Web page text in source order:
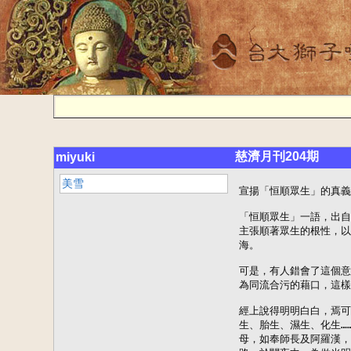
miyuki 慈濟月刊204期
美雪
宣揚「恒順眾生」的真義

「恒順眾生」一語，出自華嚴經普賢行願品，是普賢菩薩十大願王之一。本來的意義，是
主張順著眾生的根性，以各種善巧的方便，化導一切眾生，使他們擺脫輪迴，永離生死苦
海。

可是，有人錯會了這個意旨，卻當做盲目迎合眾生的好惡，順欲而流，隨俗打混；甚至成
為同流合污的藉口，這樣一來，是苦海同沉，共赴生死輪迴，豈是菩薩行願、諸佛本懷。

經上說得明明白白，焉可斷章取義而死於句下？經上說：「所有眾生，種種差別，所謂卵
生、胎生、濕生、化生……如是等類，我皆於彼隨順而轉，種種承事，種種供養，如敬父
母，如奉師長及阿羅漢，乃至如來，等無有異。於諸病苦，為做良醫，於失道者，示其正
路，於闇夜中，為做光明，於貧窮者，令得伏藏。菩薩如是平等饒益一切眾生。」從這段
經文體會，可知順應是方法，化度是目的。用心是利他，決不是求自利的。

而「恒順眾生」，也就是追隨不捨的意思。即平等饒益一切眾生，鍥而不捨。這才是菩薩
的發心，才是菩薩的行願。蓋初發心菩薩，大須用心，更千萬含糊不得。所以，稍一錯會
經旨，醍醐就會變成鴆毒，誤人害己，必定終無了期。

恒順，是對治惱害的妙方。眾生因貪、嗔、痴三毒攻心，我執太甚，總喜惱害他人，以求
滿足自己的欲望。有的殺毒生靈，以充口腹；有的虐待禽獸，以為嬉戲；有的以釣魚射獵
為雅事；有的殘害同類，以逞權威。今世歪風所至，連父母師長，也形同仇敵了。自私自
利，有己無人，可說已到了不堪收拾的地步。為了自己的欲念，往往無時無地不在有意無
意的惱害眾生。

在如此邪惡的風氣中，宣揚「恒順眾生」的真義，深信對於改善風氣，導致祥和，都是非
常有用有效的正確法門。倘能勸一人回頭，就不知有多少生靈可蒙恩，倘能勸千萬人回頭
，則世界必可漸漸走向寧靜，不但血腥的戰亂可免，化娑婆為極樂，也並非絕不可能。

「恒順眾生」，說難雖難，說易卻也不易。說難是我執難除，有了我執，就必然是順我則
喜，逆我就怨；利我則近，逆我則遠；愛之欲其生，惡之欲其死。若說易，卻也很簡單，
只要悲心懇切，隨順就會極為自然，無須用心做意，自必合乎這個法門。一切順逆現前，
決不會心存好惡，亦不必強做忘我，我執終可自除。再自理邊說，難易實在亦只在一念之
間而已。

佛法是救世之光
佛為救護我們而來

◎印順導師

今天是釋尊的聖誕日，大家受佛的恩德感召，熱烈地來參加慶祝世尊的聖誕，虔誠表示著
內心的歡喜。我想，在這慶祝佛誕的法會中，說到我們應如何感謝佛的恩典。今天諸位，
還不是為了感激佛陀的恩典而來嗎？佛在二千多年前，誕生到這五濁的苦惱世界，目的即
為拯救我們這些苦惱眾生，能說佛對我們沒有恩嗎？

約佛的本身說：發心修菩薩行，經過了三大阿僧祇劫，積集無邊的清淨功德，應到清淨的
國土成佛，得到最圓滿的果報。可是，為了拯救眾生，他還是在五濁的娑婆世界成佛了。
換句話說，釋尊是為救渡我們而來的，所以佛出現人間，與我們關係太深，我們怎能忘掉
佛給我們的恩典呢？佛在修學菩薩道時，固不斷精進的去自利利他，即完成了佛果，也還
是念念不捨世間的苦惱眾生。從佛時時拯救眾生的行動上，表現了無比殷重的悲心。人間
，如污穢不堪臭氣充滿的糞坑，我們如沉溺在這污穢的糞坑中，誰願意跳進這污穢的糞坑
把我們拯救出來？唯有悲心殷重的佛陀，才肯到這苦難的人間來。所以佛在二千多年前的
今天，誕生到人間，出家修行，成道說法，若使沒有我們苦惱眾生，他已了脫生死，證悟
了諸法實相，還來這苦惱世界做什麼！佛對我們的恩德，深重無比，信奉佛教的群眾，應
加強報謝佛恩的觀念。否則，大家不能體諒佛心，不學佛的慈悲，不求大乘佛法的廣大功
德，這實在不夠做佛陀的忠實弟子。

佛誕生人間，對人間究竟有何好處？拯救眾生的方法是什麼？一、釋尊誕生到這個黑暗的
世界，為眾生帶來了光明。不要以為太陽大，電燈亮，就是光明我們現在所住的世界，到
處表演著鬥爭，欺凌的醜劇；人與人之間，充滿了恐怖與黑暗，顯然的人間失去了真理的
光明，這是人類心中最大的缺陷。人類的一切動作，好像有理想，有計劃，有目的，但仔
細一看，糊里糊塗的動作，一切做不得主。這個世界裏的眾生，終日生活在在愚痴黑暗中
，苦惱糊塗的過一生。舍利弗說：佛未出世，我猶如盲人。舍利弗在佛的弟子中，智慧第
一。想想看：智慧第一的舍利弗，還說自己如盲，況其他一切眾生？所以，佛出現人間，
帶給我們真理的光明，為我們指出了解脫苦痛的正確之道，人間才有真智慧，佛對我們的
恩德，能說不深重嗎？

二、佛生人間，又帶給了我們溫暖。溫暖是從光明同時而來的，如太陽出來，有光，也有
暖。世間家庭的夫妻、兄弟、兒女的恩愛，親戚朋友的誠摰友誼，社會與國家的幫助，都
是人類的溫暖。可是，世間人的恩愛、友誼，一旦破裂，即成怨家，會冷得比什麼都冷酷
。但佛的光明，佛的慈悲護念，一切時不捨眾生。一次，佛到僧伽的住宿處看看，見一出
家病人，衣服臥處染滿了糞尿。佛問他說：「你的同參道友呢」？「跑了」！他痛悔的又
說：「過去人有病時，我沒有照應人，故今日我有病，也無人照應我」。佛慈悲的安慰他
說：「你不要難過，我會照應你的」。於是佛把他的糞尿洗淨，給他湯藥。別人雖然遺棄
了他，可是佛對他一樣的關懷、護念。又如經中記載周利槃陀伽的故事說：周利槃陀伽是
個極笨的人，他與他的哥哥一同出家，住在一起。一次，他哥哥把他趕出了山門，他可憐的
站在山門外哭。佛走近他的身邊，非常愛憐的問他說：「周利槃陀伽！你為什麼哭呢」？
「我哥哥說我太笨，不能修學佛法，從此再不要我出家了」！他說完這兩句話，哭得更厲
害了。佛對他說：「佛法是我的，你不要怕，跟我去學」。哥哥雖然冷酷地遺棄了弟弟，
但佛仍親切的把他帶回來，留在身邊，耐心的教他學習佛法。這種不捨眾生的偉大精神，
只有佛的廣大慈悲才能做到。所以佛的慈悲，才是人間的真正溫暖。

三、佛出現人間，為我們的皈敬處，給我們非常的力量。我們皈依了佛陀，心中即增長了
力量。這是佛給我們的一種不可思議的加持力。如過去所不能做的事，學佛後能勇敢的去
做；未學佛時，身心中充滿了苦痛，學佛後就感到無比的愉快。如佛弟子出門，身邊沒有
照顧的人，心生驚怖，這只要自己憶念佛的功德、相好，自能減除心中的怖畏。比如軍人
只要見到自己的軍旗，屹立在戰場上，他就會發生強大的力量，克服敵人。學佛人，前途
充滿了光明與希望，即最後命終時，仍在佛力的加護中，這還有什麼失望與恐懼的苦痛呢？

慈悲是佛的特殊功德，他以深廣的慈悲心，救護一切眾生，所以他雖然離開了人間二千多
年，我們仍在熱烈的紀念他；佛陀還是時刻活躍在我們的心裏。說老實話，若佛對我們沒
有深重的恩典，今天還有誰來舉行這隆重的慶祝法會呢？

慈悲，是佛的特殊功德。慈是給予眾生的快樂，悲是拔除眾生的痛苦。慈悲雖則有淺深，
但拔苦與樂的原則是一樣。有人說佛教的慈悲，與孔子的仁愛，基督教的博愛，沒有什麼
差別。其實，仁愛或博愛，與佛教所說的慈悲，是有很大差別的。

一、佛的慈悲，不受階級的限制：有人這樣問：「佛教都說人類的苦痛深重，極為可憐，
是不是一學佛就不可憐呢」？其實佛教說可憐，連自己在內，因為我們皆在深重的煩惱苦
痛中，怎能說自己不可憐？真正說，唯有證悟法性了脫生死的佛陀，才是萬德圓具的幸福
者。眾生如不求智慧，不斷煩惱，誰也不能說自己不可憐。事實是如此，凡是沈淪生死的
一切眾生，時時在極重的悲哀痛苦中，當然他們是佛陀慈悲護念極堪可憐的一群。但我們
如好好地做－－精進地斷煩惱，求智慧，一樣可以達到究竟的正覺，脫離人間的苦痛。佛
對一切眾生，都予以平等的地位，予以平等的救護。慈悲並非神的特權，我們也並非永遠
是被可憐的。我們要虔誠地接受佛的慈悲救護，同時也要有慈悲救護心去慈念眾生，才能
離苦得樂，達到與佛一樣的大慈悲。

（待續）

蓮池大師戒殺放生文

◆孽錢食報

浙江省嘉興縣，有一老婦人，其子以捕蟹為業，每次捕獲即用草索繫縛成串，然後帶往市
場出售得款，隨即買回柴米奉養母親，經年累月，所捕蟹命，不可計數，其母安然享受，
不以為非。

有一天，老婦人身染重病，自己將草索一束一束吞入腹中，吞納完畢，又將草索一節一節
抽出，抽完又納，納完又抽，腸肺間的血水和黏液，一一從口中牽出，並自言自語說：「
我接受我兒孽錢供養，因而受此惡報。」老婦人若不抽納，反而覺得難受，鄰里村人，前
來圍觀，都驚駭感歎，如此折磨了數天才死。

◆慈移定數

浙江會稽人士，陶石梁、張芝亭，兩人同遊大善寺，遇見漁夫捕獲數萬鱔魚售賣，陶石梁
對張芝亭說：「我不忍數萬無辜生命將遭烹殺，想全部買來放生，怎奈能力不足，但願兄
台共同倡導，勸化捐資，以成善舉，不知意下如何？」張芝亭也慨然贊成，自己先出一兩
銀，勸募大眾湊成八兩，將數萬鱔魚買來放生江中。

到了秋季，有一夜，陶石梁夢見神告訴他說：「你命中本來不該得中，只因放生功德甚大
，得早一科中試。」陶石梁心想：放生善舉有賴張芝亭贊成，奈何功德獨歸於我？數天後
，南京送來中試名錄，張陶兩人果然同時金榜題名。

◆掃螺種福

禮部侍郎韓世能，江蘇長洲人，世代居住墓邊平地。家境貧困，祖父韓永樁，喜好放生，
但因家中無錢，每天早起，就持掃帚到河邊，將兩岸螺獅掃入水中，以免被人捕捉，有時
忍著飢餓掃數十里，如此不疲不厭四十多年，從不間斷。

到了明穆宗隆慶丁卯年，韓世能夢見金甲神明告訴他說：「你祖父放生，有大功德，從此
子孫世代貴顯，當先使你榮享一品官位。」

後來，韓世能官至禮部侍郎，奉命出使朝鮮，蒙皇上賞賜一品朝服，韓家子孫，果然累代
貴顯。

◆放生昌後

梁敬叔先生勸戒錄上記載：齋青太守的祖先退庵先生，居家樂於行善，常以醫藥濟人，生
平戒殺放生，每當祭祀或宴客，所用肉類，都是市場買來的現成淨肉。

有一天，朋友送退庵先生兩籃活蟹，一對霜螫，又肥又大，旁觀者都很羨慕想嚐鮮味。這
時，退庵坐在水閣中，將兩籃蟹倒入河中放生。在坐有位湖州客，稱讚他說：「先生的作
風，類似我家鄉張封翁，就是張蘭渚侍郎的父親，張家戒殺放生，已有數代，張侍郎的兄
弟，都登科甲，承受顯赫官位，先生能如此，不久諸子弟，必將如張氏一般貴顯。」

經過一年，齋青果然以二甲第一人，入翰林院，經殿試後，派任高州太守。

按張蘭渚侍郎鎮撫福建時，家父（勸戒錄作者梁敬叔自稱），曾在他幕府任事，起初不知
他戒殺，居住將滿一月，餐廳內不見殺生，偶逢宴客，必蒸板鴨肉請客，詢問才知張侍郎
全家戒殺，只吃不為己殺的淨肉，府內部屬受其教化，也都奉行不敢違逆。

張侍郎生活清儉，每逢初一、十五出署巡察暗訪，只買大餅油條充飢而已。

佛堂講話
在台中靈山寺講

◎道源老法師講／許寬成居士記

六、攝念佛人歸於淨土

諸上善人慈悲，道源講幾句話打打閒岔。昨天講大勢至菩薩在因地，以念佛心入無生忍；
我們也應念佛求生西方，再回娑婆來渡眾生，今天接講經文：

「今於此界，攝念佛人，歸於淨土」。

這三句經文。其意義分三段來講：

１、此土濁惡不宜辦道

這三句經文的意思，是大勢至菩薩自述他念佛成功以後，現今在娑婆世界，攝持念佛的人
們，歸到淨土去。然而大勢至菩薩，就在此土領導我們念佛修行不好嗎？為甚麼要攝歸淨
土呢？因為此土有五種濁惡，稱為五濁惡世，不宜辦道的緣故。五濁的名稱是：劫濁、見
濁、煩惱濁、眾生濁、命濁。分釋如下：

一、劫濁──劫。是時分、時間，俗語也說年頭、年月。濁，是不清。譬如說：這年頭不
好，這年月太亂；就是說的劫濁。

二、見濁──是知見不清，以五利使為體，見惑熾盛之相。簡述如下：１．身見：眾生執
著四大和合虛妄不實之身為我。為我故，造作一切惡業。我，實為造業之本源。２．邊見
：眾生執有執空，不起「中道見」。執有者認為生生世世，永恒不變，是名「常見」。執
空者認為死了完事一切空無所有，是名「斷見」。執有、執空、執常、執斷，皆非中道，
而偏於一邊，故名邊見。３．邪見：撥無因果，貽誤眾生。不信善有善報，惡有惡報。以
盲引盲，墮坑落塹。４．見取見：此類人對於道理，曾有所見，執其所見之一點道理，認
為至高無上，而以偏概全。由其所「見」之偏理，而「取」著不捨，因之引生一種不正之
知「見」，故名「見取見」。這是「非果計果」的不正見。５．戒禁取見：邪魔外道認為
他們的戒禁至高無上。如耶教也有十誡，他們禁吃眾生血而不禁吃肉；還要編出一套理由
，硬說是他們的上帝賜給他們的。又如回教戒吃豬肉，可是拼命的吃牛吃羊。邪教如一貫
道，也持不食肉戒，但蛋類在所不忌。這都是「非因計因」的不正見。三、煩惱濁：以五
鈍使為體，煩惑增盛之相。簡釋如下：１．貪心：於順境上，起諸貪愛，不能擺脫。２．
瞋心：於逆境上，起諸瞋恨，不能含忍。３．癡心：於平常境上，起諸妄想，不能覺察。
４．慢心：於諸眾生，心起傲慢，不能謙和。５．疑心：於人於法，心起疑惑，不能決斷
。以上五種妄心，名「五鈍使」，煩動惱亂，攪擾自性，不得清淨，故名煩惱濁。四、眾
生濁──凡夫以見濁煩惱濁為因，造有漏業為緣：以此因緣，招感五陰和合，蓋覆真性。
因此這一報的生命，即渾濁不清，以致心鈍體弱，苦多福少，而不能自度。五、命濁──
眾生以見煩二濁為因，以眾生濁為果。因果皆濁，故壽命短促，是為命濁，五濁的體相，
已簡單的說明了。再講五濁的因果關係：劫，本身無濁，由於見等四濁聚會於此一時間，
故構成劫濁。見濁以五利使為體，煩惱濁以五鈍使為體，已如上述。眾生被此「十根本煩
惱」驅使，絲毫不得自由；以致苦多福少，壽命短促。古人云：「人生七十古來稀」，縱
或七十不死，亦為老病糾纏，智暗體衰，不得自在。再講五濁發生的時節。此世界亦有非
濁惡的時期。從人壽促至十歲起，人心向善開始增壽；每百年遞增一歲，增至八萬四千歲
。人們從此捨福不修了，其壽命亦從此遞減，每百年減一歲，減至兩萬歲時，濁惡開始興
起。人壽在兩萬歲以上時，是不濁不惡的。在五濁初起時，尚屬輕微；到了五濁熾盛時期
，眾生可就苦了！我們看看現在時代，把五濁現象分析一下：劫濁越來越重；第一次世界
大戰結束後，人們還沒有得到喘息，第二次大戰接著爆發了。第二次大戰結束至今，全世
界那裏得到一天的清淨；第三次大戰的恐怖，卻一天比一天加重；再說見濁、邪見、不正
見充塞宇宙，那裏還有人講求正知見；你要講正知見，大家認為你頑固，落伍，還要打倒
你咧！再講煩惱濁，先講貪心，凡夫在生活上必需衣食住行之資，固然非有不可。但現時
一般人，在物質方面，除生活必需的範圍以外，仍是貪求無厭；在精神方面，則放縱無度
。有了生活，還要娛樂，正當娛樂，已不能滿足其慾望了；還要節外生枝，花樣百出，新
名詞叫做「找刺激」。我們來仔細研究一下，這種心理是太危險了！大家都不能滿足慾望
，都去找刺激，這就是無盡無休的貪心哪！貪心不能滿足，必然引起瞋恨心。瞋恨心以此
時最為熾盛，大家天天看報，請看社會新聞版，傷害兇殺案件，無日無之。如為報仇雪恨
而殺人，雖然犯法，倒還有點原因可說。你看那些拿刀亂砍開槍亂打的，不是他仇恨的對
象，甚至素昧生平的人，也不免做他刀槍的祭品。這種瞋恨已到了瘋狂的程度，把人性都
喪失了。社會怎能不大亂呢！由於見、煩二濁，引生眾生濁，不知佛法的人不肯學佛，見
思二惑展轉增盛，智慧隨之愈益暗鈍，苦愈多而福愈少了。壽命本即短促，年輕時未聞佛
法，無從修學，老來方知修學，而時不我予，修亦難得成功了！依上述種種理由，皆是說
明五濁惡世不宜辦道。再就我們自身所處的五濁環境，說明不易修證實況；劫濁如寒暑，
兵燹、饑饉、癘疫種種不清淨。見濁如家親眷屬的知見不正，社會上邪說的誘惑嫉妒，種
種障礙。煩惱濁如家庭、社會、經濟、人事諸種煎迫刺激。心神不得清淨。眾生濁如智鈍
體弱，事與願違。命濁如歲月如流，絕不稍待；尚未修好，已屆報盡命終了。尤以核子武
器之威脅，更不容許常時靜修。總而言之，娑婆世界是苦海不宜辦道。所以大勢至菩薩，
大慈大悲。把我們攝歸淨土去。我們要趕快念佛求生西方，說不定馬上來個原子彈，想念
也念不成了。

２、西方清淨正好用功

上節把大勢至菩薩攝持我們歸到淨土去的原因說明了。西方纔是清淨世界哩！說明如下：

一、劫清淨－劫本無濁，被見等四濁染汙纔濁的。西方沒有見等四濁，且四季溫和，無狂
風暴雨。無戰爭，無三惡道，是故劫清淨。

二、見清淨－眾生都是蓮華化生，故無身見；佛子們修持的都是中道，故無邊見；皆是明
因識果的善人，故無邪見；沒有邪教外道，故無見取見及戒禁取見；是故見清淨。

三、煩惱清淨－依報都是七寶合成，物質豐美，故無貪；伴侶都是上善人，以道相尚，故
無瞋；有智慧的人纔能生西，故無愚癡；風聲鳥語，無非法音，眾生常念三寶，故無慢；
生西者皆淨信之士，故無疑；是故煩惱清淨。

四、眾生清淨－心敏體強，「無有眾苦但受諸樂」，善根福德俱多。是故眾生清淨。

五、命清淨－西方眾生的壽命，無量無邊，是故命清淨。

五濁惡世，以見濁煩惱濁之因，引生眾生濁命濁之果；四濁交識，而成劫濁。西方世界，
以知見清淨煩惱清淨之故，而眾生而壽命悉皆清淨。以上四法，既皆清淨，劫即無從染汙
。恰與此土五濁相反，故名淨土，亦稱極樂。

見煩二濁，即見思二惑，亦名界內惑。念佛須念到一心不亂，纔能生西。一心不亂，即能
降服二惑。功力再深一點，即能斷除界內惑了。西方眾生，都是伏斷二惑的清淨身。何況
連界外的無明惑塵沙惑都斷除了佛菩薩。所以西方世界是清淨世界；清淨世界纔好用功修
行。

阿彌陀佛以廣大誓願，經遇無量阿僧祇劫，修聚無量功德，才成就了極樂世界，接引我們
念佛人去修行。極樂世界。就是念佛人的大道埸，大寺院，並沒有甚麼神秘。

譬如社會上一般家庭，多不適於修行，如生活的繁累，孩子吵鬧，親朋酬酢，狗吠雞鳴種
種煩擾；且親朋多半拉你吃喝玩樂，使你不能安心修行；這樣的家庭社會，就等於娑婆世
界。寺院比較寧靜，沒有家庭裹那些煩擾，容易安心辦道，就等於西方淨土。但是每一座
寺院，都是經過很長的時間，很多的功德纔能成就的。這是合情合理的，所以沒有甚麼神
秘。

娑婆眾生－人，終日被衣食住行四大問題纏縛著，不得自在。極樂世界，乃彌陀大願成就
的，任運自然，衣食隨念即至；七寶樓閣，黃金為地；神通具足，任意所至；衣食住行，
都無須罣心，多好修行啊！

有人懷疑：阿彌陀經說的那麼多的功德莊嚴，是真的嗎？這不必懷疑，實際上比經上說的
還要好些！第一，佛是不說妄語的。第二。阿彌陀佛願大功深，積劫累行纔成就的！並非
無因的憑空冒出一個極樂世界來！以海會寺作比喻來講，今天大家看海會寺是一座莊嚴道
埸，到這裏來念佛。大家該記得十年前還是一片荒山哩！在這十年間，費了許多人的心力
、體力、財力。物力，纔有今天的成果。若繼續增進，再過十年，一定比今天還要好的多
。假使你來這裏出家，衣食住不用你自己操心；如遇佛事外出，常住自然供你交通旅雜等
費用，衣食住行生活四大要素，都不用你自己煩心籌措，比起在家修行，真有天淵之別！
試想我們薄地凡夫，尚能建設一座供大家修行的道埸哩，何況阿彌陀佛那麼無量無邊的福
德智慧，又經過無量阿僧衹劫的培養，成就了莊嚴的極樂世界，是應無疑義的。又如你到
寺裡來修行，有法師說法開導，有道侶陪伴用功，絕沒人拉你去吃喝玩樂，道心自然增長
；何況極樂世界呢！你若生到極樂世界去，所見的都是「不退轉」的淨侶，或是「一生補
處」的大菩薩。並且天天見佛聞法，那你還會墮落嗎？總之，此土濁惡不易修行，西方清
淨纔好用功。彌陀勢至都在那裡等著接引我們哩！但是須要我們至心念佛，否則，即使佛
菩薩來接你，你也不會去呀！

３、廣度眾生滿菩提願

前兩節就大勢至菩薩，攝念佛人歸於淨土一段經文，說明此土濁惡，難修難證，西方清淨
，易行易成的道理。現在再講大勢至菩薩為何要來此土攝化眾生？彌陀淨土是大乘佛法，
佛菩薩是以普度眾生為懷。大勢至因發菩提心念佛，纔證等覺菩薩位；來娑婆度生，是他
的根本心願。

念佛人必須發菩提心，纔能往生西方速證無生法忍，求得度生的智力，回入娑婆，「廣度
眾生，滿菩提願」。大勢至菩薩也是這樣，證入無生法忍以後，正好來娑婆世界，廣度眾
生以滿其菩提之願了。講到這裡，再會歸自心：我們念佛，已發菩提心了！即在此土度生
如何？可以的，並且是很理想的。本來隨時隨地隨緣隨分度化眾生，是每一個佛弟子的責
任；但是所度不廣，這有兩種障難：一，身不自在－我們凡夫，既不能分身，又不能變化
。比丘是佛弟子中第一眾，說法度生，是他的基本任務。但是部份信徒，不敢或不願親近
比丘，而比丘則不能現居士身或婦女身而度化之。應以何身得度者，即現何身而為說法，
必須證無生法忍的大菩薩纔行。二、心不自在－我們凡夫，智慧辯才都有限，更談不到神
通妙用了。以我道源來講，學法說法數十年，大體上只能與一般人結結普通法緣。對於福
報大而惑障深，才智高而我慢重的眾生，即不能應機折攝。這和醫生治病一樣，大菩薩譬
如名醫，一望一聞，即知病根所在；一藥一方，沈?立愈，我們是普通醫師，如遇疑難大症
，即無起死回生的把握。此即能見機不能見機的分別。我在台灣各地講經，大家還都稱說
不錯，使我更加慚愧。即以台灣為例，現有一千多萬人。我們究竟纔度了幾個人呢？我們
空有廣度之願，苦無廣度之資，真是焦急萬分！然而身不能變化，智不能觀機，急有什麼
用？以上講的因智慧不夠，致使身心不得自在。還有福報不夠，亦使他身心不得自在。海
會寺成立之初，即打算辦一所佛學院；得以經費無著，至今不能滿願。這是福報不夠，身
心不得自在的又一事實。道源個人如此，在座各位還不都是這樣的嗎？所以要趕快念佛、
生西、見佛、聞法、證入無生法忍後，再來行化，纔能滿願哩！

或問：西方證無生法忍的菩薩，一定很多；何以不見他們在此世界度濟眾生呢？菩薩天天
在此度生，我們障眼看不見罷了！前幾天不是講說：「若逢不逢，或見非見」嗎？就是這
個道理。

有人說印光大師是大勢至菩薩再來：緣某居士夢中得知大勢至菩薩在上海說法。他認為非
同常夢，於是急忙赴滬；比至則印師正在主佛七講開示哩！雖然印師否認他是菩薩再來，
但是佛菩薩化身度眾之史實，則屢見不鮮，是無容置疑的。又有人說：佛菩薩既然天天在
度眾生，為什麼眾生還是這樣多呢？這也不必懷疑，實在佛比眾生多，只是我們凡夫的眼
，但看見眾生，卻看不見佛而已。我先前也有這種疑問，某年在北平拜萬佛懺時，拜至中
間，疑團忽釋，深信佛比眾生為多。這是我的一點經驗，提供大家參考。

大勢至菩薩自述從發心、修行、證果以至自利利他的經過，在此已和盤托出了！我們要照
他老人家樣子學，發心，念佛，生西，證果；再來廣度眾生，滿菩提願。

話說多了打閒岔，好好念佛吧！

人生（42）

◎慈航法師遺著

【菩提心影】

（二）四海之內，皆兄弟也，為什麼會你爭我奪？為什麼會你不喜歡我，我不喜歡你？你
不喜歡他，他又不喜歡你呢？詳細研究這個病根，是在有「我」。例如說：這是我的房子
，這是我的妻子，這是我的國家等等，這些我所有的，在佛經上叫做「我所」。我的東西
，雖一花一草之微被人拿走了，就要起爭。何況是我的國家呢？所以世界上擾亂不堪，其
病根就在此。要對治這個病症，還是要修彌勒菩薩的唯識觀才能收效。要知道他一方面教
化眾生，一方面自己修行，用唯識來觀察一切東西，都是心識所變的。既然是識所變的，
自然就無「我」，「我」既無，也就無有「我所」了。既無「我」、無「我所」，那裏還
有什麼爭呢？現在以科學的方法，來淺淺的說明這唯識的道理。譬如今年遇見了殺父冤家
，我起了瞋心，就要殺死他來報仇。明年遇見那殺父冤家救我出水，我就把它當做恩人。
又如：一個男人獨坐在房子裏，一個女人剛跑進來，見了是單獨的男人，她必定退回去；
後來得朋友的介紹，訂為夫婦，談起從前事，自然說當時彼此尚不認識。結婚不久，夫婦
反睦，吵鬧離婚，又經朋友調解，和好如初。可見人是一個，念頭是兩個、三個，乃至於
無量無邊。究竟是冤，還是親？這都是唯識所變。明白了這個道理，不但心外無冤親，就
是山河大地－－心外之物，皆了不可得。那裏會你爭我奪呢？這是定名為彌勒內院的第二
個意義。

（三）兜率陀天的內院，是彌勒菩薩住在裏面，教化眾生無「我」、無「我所」、萬法唯
識的道理的。現在要把彌勒菩薩大慈大悲的精神，及無我，無我所的唯識道理，由台灣傳
佈到中國大陸，由大陸傳佈到全世界，使人人都能夠信受奉行。這是定名為彌勒內院的第
三個意義。

（四）